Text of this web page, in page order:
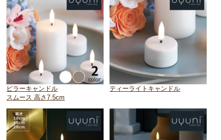
ピラーキャンドル
スムース 高さ7.5cm
ティーライトキャンドル